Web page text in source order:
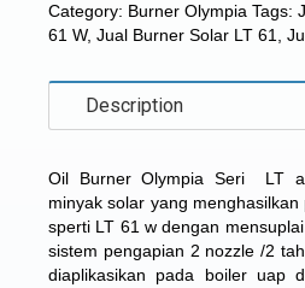
Category: Burner Olympia Tags:
61 W, Jual Burner Solar LT 61
Description
Oil Burner Olympia Seri LT
minyak solar yang
sperti LT 61 w dengan
sistem pengapian 2 nozzle /2
diaplikasikan pada boiler uap